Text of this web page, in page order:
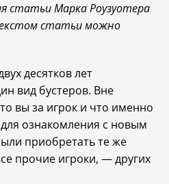
статьи Марка Роузуотера
статьи можно
десятков лет
вид бустеров. Вне
вы за игрок и что именно
ознакомления с новым
приобретать те же
прочие игроки, — других